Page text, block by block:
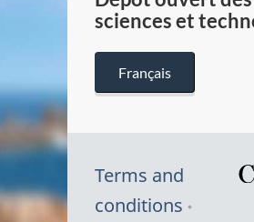
sciences et
Français
Terms and
conditions